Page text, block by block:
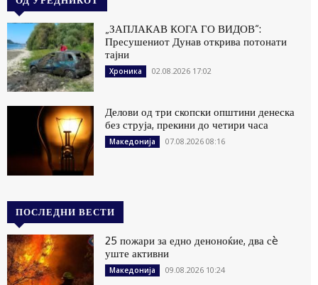
„ЗАПЛАКАВ КОГА ГО ВИДОВ“:
Пресушениот Дунав открива потонати
тајни
Хроника 02.08.2026 17:02
Делови од три скопски општини денеска
без струја, прекини до четири часа
Македонија 07.08.2026 08:16
ПОСЛЕДНИ ВЕСТИ
25 пожари за едно деноноќие, два сè
уште активни
Македонија 09.08.2026 10:24